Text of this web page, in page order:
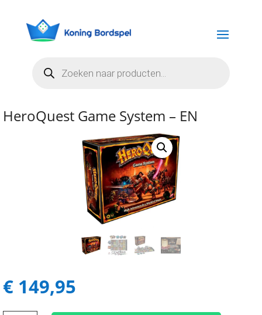
zoeken
HeroQuest Game System – EN
€ 149,95